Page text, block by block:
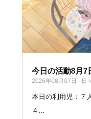
今日の活動8月7
2026年08月07日 | 日
本日の利用児：７
４...